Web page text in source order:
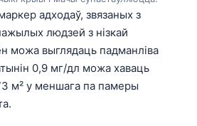
адходаў, звязаных з
людзей з нізкай
можа выглядаць падманліва
0,9 мг/дл можа хаваць
м² у меншага па памеры